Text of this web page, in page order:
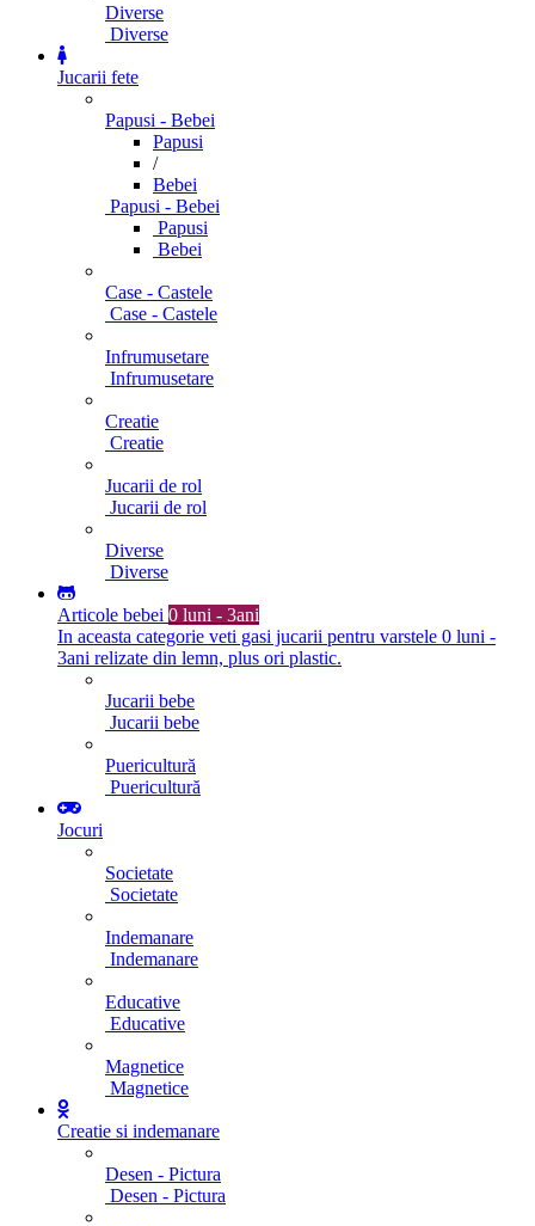
Diverse
Diverse
Jucarii fete
Papusi - Bebei
Papusi
/
Bebei
Papusi - Bebei
Papusi
Bebei
Case - Castele
Case - Castele
Infrumusetare
Infrumusetare
Creatie
Creatie
Jucarii de rol
Jucarii de rol
Diverse
Diverse
Articole bebei 0 luni - 3ani
In aceasta categorie veti gasi jucarii pentru varstele 0 luni -
3ani relizate din lemn, plus ori plastic.
Jucarii bebe
Jucarii bebe
Puericultură
Puericultură
Jocuri
Societate
Societate
Indemanare
Indemanare
Educative
Educative
Magnetice
Magnetice
Creatie si indemanare
Desen - Pictura
Desen - Pictura